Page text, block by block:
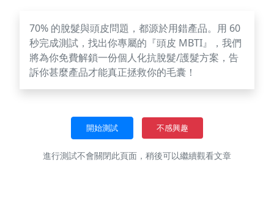
70% 的脫髮與頭皮問題，都源於用錯產品。用 60
秒完成測試，找出你專屬的『頭皮 MBTI』，我們
將為你免費解鎖一份個人化抗脫髮/護髮方案，告
訴你甚麼產品才能真正拯救你的毛囊！
開始測試 不感興趣
進行測試不會關閉此頁面，稍後可以繼續觀看文章